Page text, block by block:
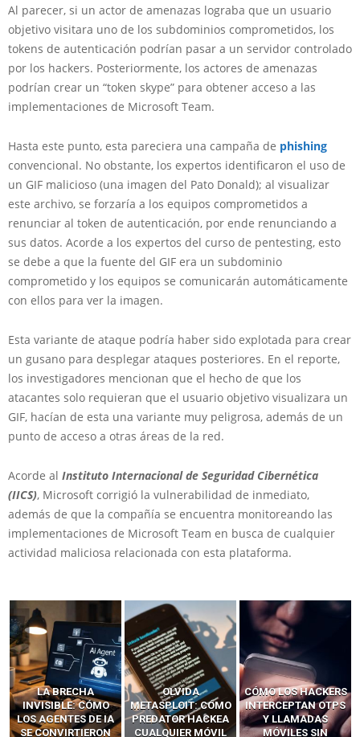
Al parecer, si un actor de amenazas lograba que un usuario
objetivo visitara uno de los subdominios comprometidos, los
tokens de autenticación podrían pasar a un servidor controlado
por los hackers. Posteriormente, los actores de amenazas
podrían crear un “token skype” para obtener acceso a las
implementaciones de Microsoft Team.
Hasta este punto, esta pareciera una campaña de phishing
convencional. No obstante, los expertos identificaron el uso de
un GIF malicioso (una imagen del Pato Donald); al visualizar
este archivo, se forzaría a los equipos comprometidos a
renunciar al token de autenticación, por ende renunciando a
sus datos. Acorde a los expertos del curso de pentesting, esto
se debe a que la fuente del GIF era un subdominio
comprometido y los equipos se comunicarán automáticamente
con ellos para ver la imagen.
Esta variante de ataque podría haber sido explotada para crear
un gusano para desplegar ataques posteriores. En el reporte,
los investigadores mencionan que el hecho de que los
atacantes solo requieran que el usuario objetivo visualizara un
GIF, hacían de esta una variante muy peligrosa, además de un
punto de acceso a otras áreas de la red.
Acorde al Instituto Internacional de Seguridad Cibernética
(IICS), Microsoft corrigió la vulnerabilidad de inmediato,
además de que la compañía se encuentra monitoreando las
implementaciones de Microsoft Team en busca de cualquier
actividad maliciosa relacionada con esta plataforma.
LA BRECHA
INVISIBLE: CÓMO
LOS AGENTES DE IA
SE CONVIRTIERON
OLVIDA
METASPLOIT: CÓMO
PREDATOR HACKEA
CUALQUIER MÓVIL
CÓMO LOS HACKERS
INTERCEPTAN OTPS
Y LLAMADAS
MÓVILES SIN